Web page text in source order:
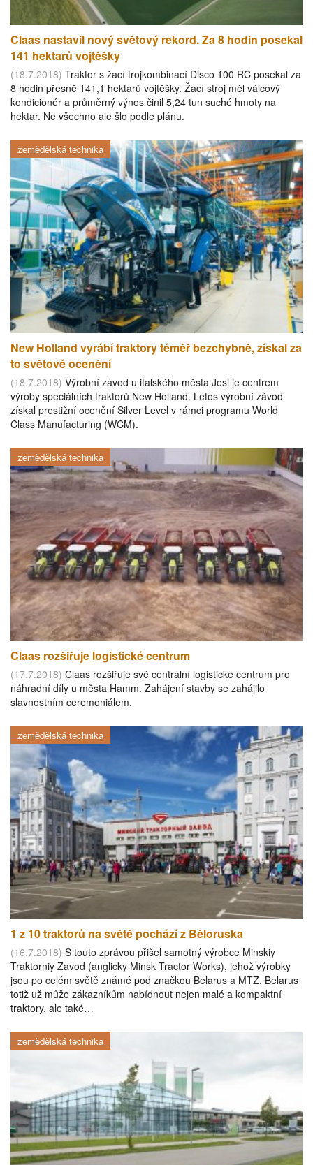
Claas nastavil nový světový rekord. Za 8 hodin posekal
141 hektarů vojtěšky
(18.7.2018) Traktor s žací trojkombinací Disco 100 RC posekal za
8 hodin přesně 141,1 hektarů vojtěšky. Žací stroj měl válcový
kondicionér a průměrný výnos činil 5,24 tun suché hmoty na
hektar. Ne všechno ale šlo podle plánu.
zemědělská technika
New Holland vyrábí traktory téměř bezchybně, získal za
to světové ocenění
(18.7.2018) Výrobní závod u italského města Jesi je centrem
výroby speciálních traktorů New Holland. Letos výrobní závod
získal prestižní ocenění Silver Level v rámci programu World
Class Manufacturing (WCM).
zemědělská technika
Claas rozšiřuje logistické centrum
(17.7.2018) Claas rozšiřuje své centrální logistické centrum pro
náhradní díly u města Hamm. Zahájení stavby se zahájilo
slavnostním ceremoniálem.
zemědělská technika
1 z 10 traktorů na světě pochází z Běloruska
(16.7.2018) S touto zprávou přišel samotný výrobce Minskiy
Traktorniy Zavod (anglicky Minsk Tractor Works), jehož výrobky
jsou po celém světě známé pod značkou Belarus a MTZ. Belarus
totiž už může zákazníkům nabídnout nejen malé a kompaktní
traktory, ale také…
zemědělská technika